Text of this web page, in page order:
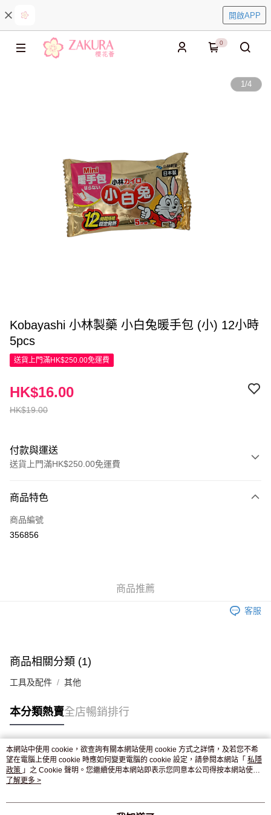
開啟APP
0
1/4
Kobayashi 小林製藥 小白兔暖手包 (小) 12小時
5pcs
送貨上門滿HK$250.00免運費
HK$19.00
HK$16.00
付款與運送
送貨上門滿HK$250.00免運費
信用卡
Apple Pay
付款後門市自取，訂單確認後2-4個工作天到店，7天內取。逾期後
商品特色
商品編號
356856
商品推薦
客服
商品相關分類 (1)
工具及配件 其他
本分類熱賣全店暢銷排行
熱門標籤
熱銷排行
本網站中使用 cookie，欲查詢有關本網站使用 cookie 方式之詳情，及若您不希
望在電腦上使用 cookie 時應如何變更電腦的 cookie 設定，請參閱本網站「 私隱
政策 」之 Cookie 聲明。您繼續使用本網站即表示您同意本公司得按本網站使用
條款之 Cookie 聲明使用 cookie。
了解更多 >